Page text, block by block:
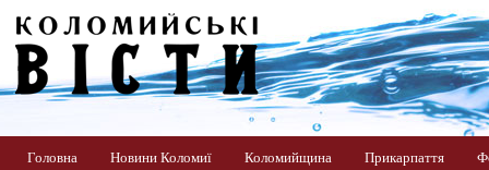
Головна Новини Коломиї Коломийщина Прикарпаття